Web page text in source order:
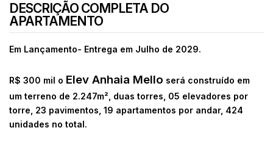
DESCRIÇÃO COMPLETA DO
APARTAMENTO
Em Lançamento- Entrega em Julho de 2029.
R$ 300 mil o Elev Anhaia Mello será construído em
um terreno de 2.247m², duas torres, 05 elevadores por
torre, 23 pavimentos, 19 apartamentos por andar, 424
unidades no total.